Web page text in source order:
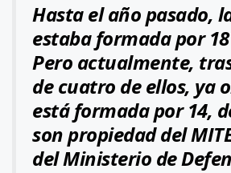
Hasta el año pasado,
estaba formada por
Pero actualmente,
de cuatro de ellos, ya
está formada por 14,
son propiedad del
del Ministerio de